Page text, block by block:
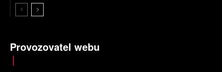
Provozovatel webu